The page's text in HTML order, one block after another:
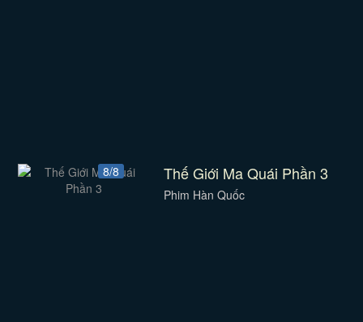
8/8 Thế Giới Ma Quái Phần 3
Phim Hàn Quốc